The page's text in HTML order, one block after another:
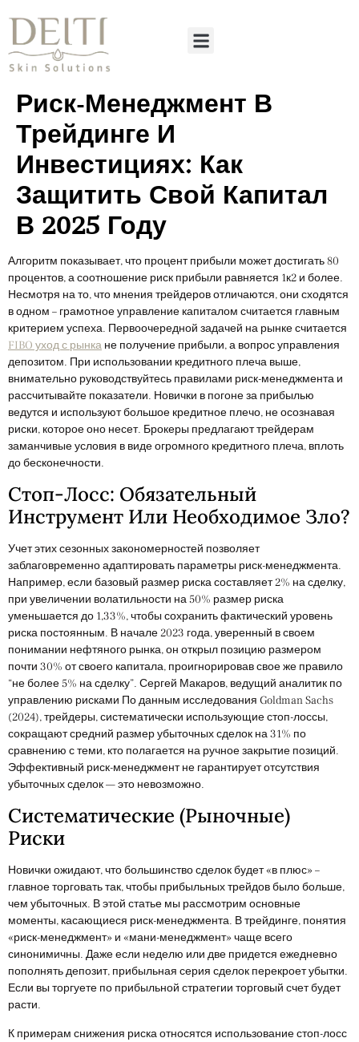
Риск-Менеджмент В
Трейдинге И
Инвестициях: Как
Защитить Свой Капитал
В 2025 Году
Алгоритм показывает, что процент прибыли может достигать 80
процентов, а соотношение риск прибыли равняется 1к2 и более.
Несмотря на то, что мнения трейдеров отличаются, они сходятся
в одном – грамотное управление капиталом считается главным
критерием успеха. Первоочередной задачей на рынке считается
FIBO уход с рынка не получение прибыли, а вопрос управления
депозитом. При использовании кредитного плеча выше,
внимательно руководствуйтесь правилами риск-менеджмента и
рассчитывайте показатели. Новички в погоне за прибылью
ведутся и используют большое кредитное плечо, не осознавая
риски, которое оно несет. Брокеры предлагают трейдерам
заманчивые условия в виде огромного кредитного плеча, вплоть
до бесконечности.
Стоп-Лосс: Обязательный
Инструмент Или Необходимое Зло?
Учет этих сезонных закономерностей позволяет
заблаговременно адаптировать параметры риск-менеджмента.
Например, если базовый размер риска составляет 2% на сделку,
при увеличении волатильности на 50% размер риска
уменьшается до 1,33%, чтобы сохранить фактический уровень
риска постоянным. В начале 2023 года, уверенный в своем
понимании нефтяного рынка, он открыл позицию размером
почти 30% от своего капитала, проигнорировав свое же правило
“не более 5% на сделку”. Сергей Макаров, ведущий аналитик по
управлению рисками По данным исследования Goldman Sachs
(2024), трейдеры, систематически использующие стоп-лоссы,
сокращают средний размер убыточных сделок на 31% по
сравнению с теми, кто полагается на ручное закрытие позиций.
Эффективный риск-менеджмент не гарантирует отсутствия
убыточных сделок — это невозможно.
Систематические (рыночные)
Риски
Новички ожидают, что большинство сделок будет «в плюс» –
главное торговать так, чтобы прибыльных трейдов было больше,
чем убыточных. В этой статье мы рассмотрим основные
моменты, касающиеся риск-менеджмента. В трейдинге, понятия
«риск-менеджмент» и «мани-менеджмент» чаще всего
синонимичны. Даже если неделю или две придется ежедневно
пополнять депозит, прибыльная серия сделок перекроет убытки.
Если вы торгуете по прибыльной стратегии торговый счет будет
расти.
К примерам снижения риска относятся использование стоп-лосс